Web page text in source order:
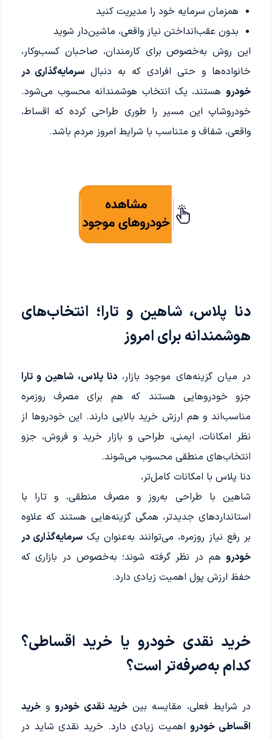
همزمان سرمایه خود را مدیریت کنید
بدون عقب‌انداختن نیاز واقعی، ماشین‌دار شوید
این روش به‌خصوص برای کارمندان، صاحبان کسب‌وکار،
خانواده‌ها و حتی افرادی که به دنبالسرمایه‌گذاری در
خودروهستند، یک انتخاب هوشمندانه محسوب می‌شود.
خودروشاپ این مسیر را طوری طراحی کرده که اقساط،
واقعی، شفاف و متناسب با شرایط امروز مردم باشد.
دنا پلاس، شاهین و تارا؛ انتخاب‌های
هوشمندانه برای امروز
در میان گزینه‌های موجود بازار،دنا پلاس، شاهین و تارا
جزو خودروهایی هستند که هم برای مصرف روزمره
مناسب‌اند و هم ارزش خرید بالایی دارند. این خودروها از
نظر امکانات، ایمنی، طراحی و بازار خرید و فروش، جزو
انتخاب‌های منطقی محسوب می‌شوند.
دنا پلاس با امکانات کامل‌تر،
شاهین با طراحی به‌روز و مصرف منطقی، و تارا با
استانداردهای جدیدتر، همگی گزینه‌هایی هستند که علاوه
بر رفع نیاز روزمره، می‌توانند به‌عنوان یکسرمایه‌گذاری در
خودرو هم در نظر گرفته شوند؛ به‌خصوص در بازاری که
حفظ ارزش پول اهمیت زیادی دارد.
خرید نقدی خودرو یا خرید اقساطی؟
کدام به‌صرفه‌تر است؟
در شرایط فعلی، مقایسه بینخرید نقدی خودرو وخرید
اقساطی خودرو اهمیت زیادی دارد. خرید نقدی شاید در